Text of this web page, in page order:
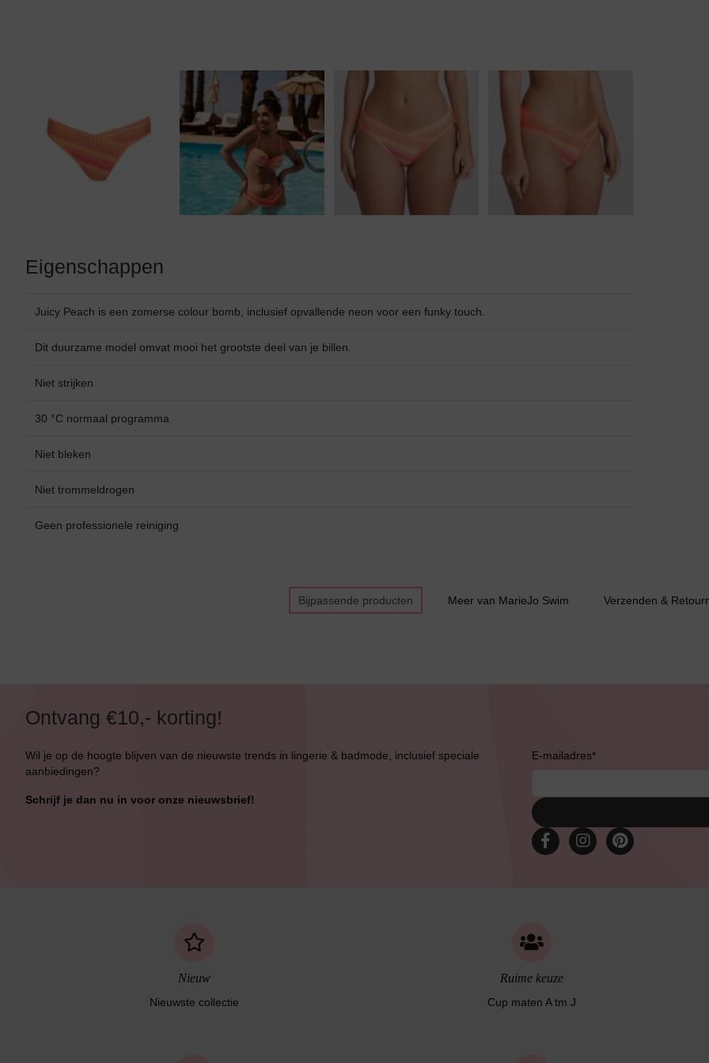
Eigenschappen
Juicy Peach is een zomerse colour bomb, inclusief opvallende neon voor een funky touch.
Dit duurzame model omvat mooi het grootste deel van je billen.
Niet strijken
30 °C normaal programma
Niet bleken
Niet trommeldrogen
Geen professionele reiniging
Bijpassende producten Meer van MarieJo Swim Verzenden &
Ontvang €10,- korting!
Wil je op de hoogte blijven van de nieuwste trends in lingerie & badmode, inclusief speciale
aanbiedingen?
Schrijf je dan nu in voor onze nieuwsbrief!
E-mailadres*
Nieuw
Nieuwste collectie
Ruime keuze
Cup maten A tm J
Bikini Met Beugel
Slipdress